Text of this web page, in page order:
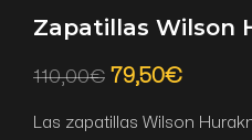
Zapatillas Wilson
110,00€ 79,50€
Las zapatillas Wilson